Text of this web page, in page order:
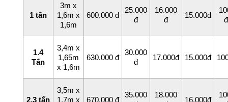
1 tấn
3m x
1,6m x
1,6m
600.000 đ
25.000
đ
16.000
đ
15.000đ
1.4
Tấn
3,4m x
1,65m
x 1,6m
630.000 đ
30.000
đ
17.000đ 15.000đ
2.3 tấn
3,5m x
1,7m x
670.000 đ
35.000
18.000
16.000đ